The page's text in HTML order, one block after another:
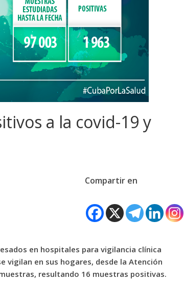
a la covid-19 y
Compartir en
en hospitales para vigilancia clínica
vigilan en sus hogares, desde la Atención
resultando 16 muestras positivas.